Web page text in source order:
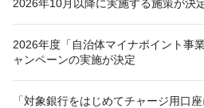
2026年10月以降に実施する施策が決
2026年度「自治体マイナポイント事
ャンペーンの実施が決定
「対象銀行をはじめてチャージ用口